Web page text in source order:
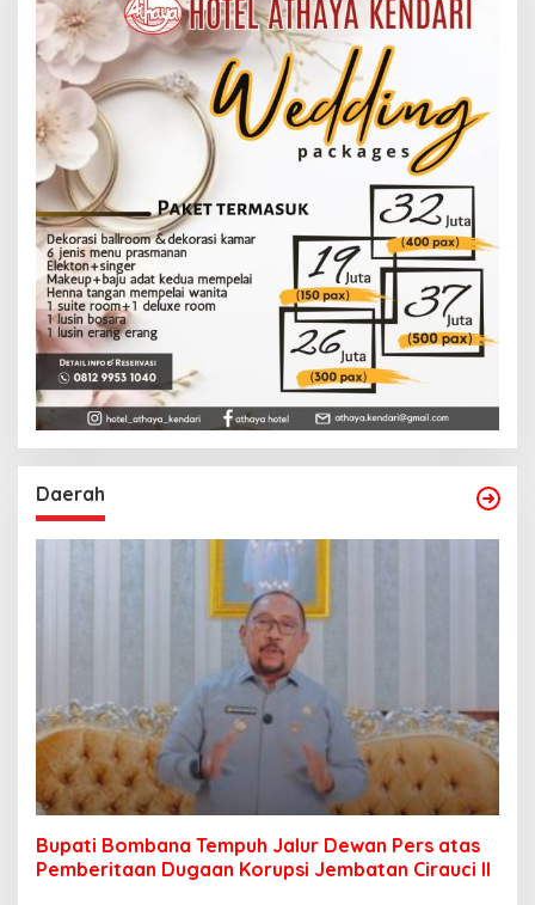
Daerah
Bupati Bombana Tempuh Jalur Dewan Pers atas
Pemberitaan Dugaan Korupsi Jembatan Cirauci II